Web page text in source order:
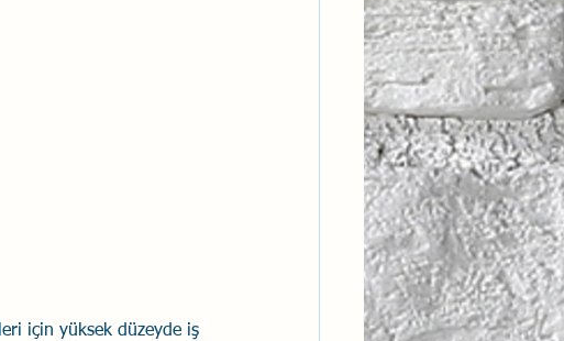
için yüksek düzeyde iş